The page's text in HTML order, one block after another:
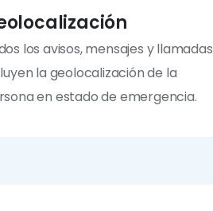
los avisos, mensajes y llamadas
la geolocalización de la
en estado de emergencia.